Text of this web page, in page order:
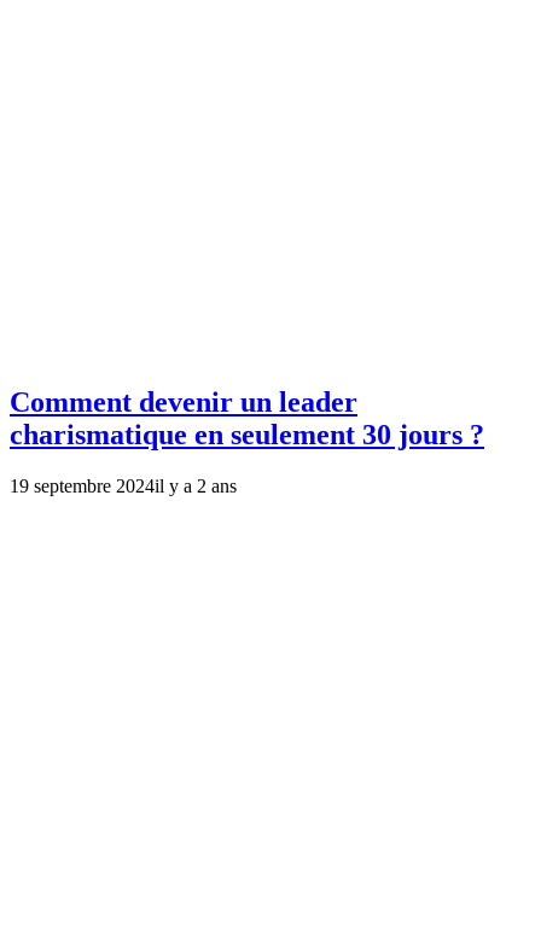
Comment devenir un leader
charismatique en seulement 30 jours ?
19 septembre 2024il y a 2 ans